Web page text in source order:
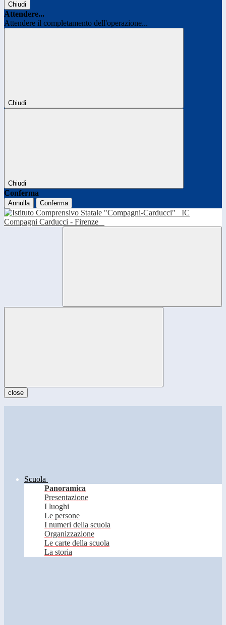
Chiudi
Attendere...
Attendere il completamento dell'operazione...
Chiudi
Chiudi
Conferma
Annulla Conferma
IC
Compagni Carducci - Firenze
close
Scuola
Panoramica
Presentazione
I luoghi
Le persone
I numeri della scuola
Organizzazione
Le carte della scuola
La storia